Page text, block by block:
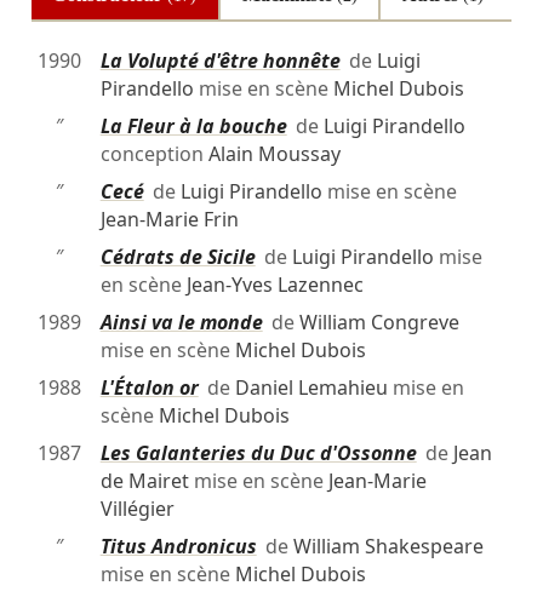
1990 La Volupté d'être honnêtede Luigi
Pirandello mise en scène Michel Dubois
″
La Fleur à la bouchede Luigi Pirandello
conception Alain Moussay
″
Cecéde Luigi Pirandello mise en scène
Jean-Marie Frin
″
Cédrats de Sicilede Luigi Pirandello mise
en scène Jean-Yves Lazennec
1989
Ainsi va le mondedeWilliam Congreve
mise en scène Michel Dubois
1988
L'Étalon orde Daniel Lemahieu mise en
scène Michel Dubois
1987
Les Galanteries du Duc d'Ossonnede Jean
de Mairetmise en scène Jean-Marie
Villégier
″
Titus Andronicus deWilliam Shakespeare
mise en scène Michel Dubois